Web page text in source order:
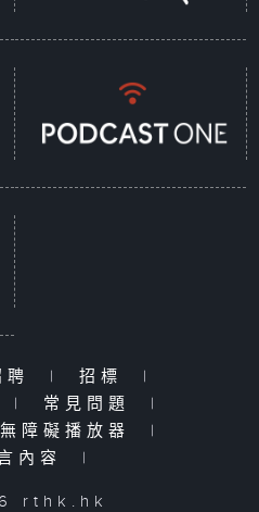
聘 | 招標
|
| 常見問題
|
無障礙播放器
|
內容
|
rthk.hk